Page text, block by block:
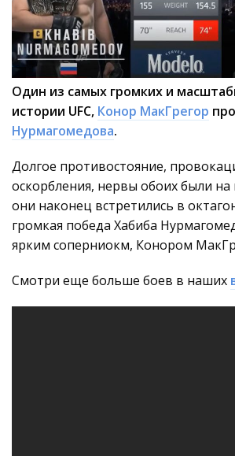
Один из самых громких и
истории UFC, Конор МакГрегор
Нурмагомедова.
Долгое противостояние,
оскорбления, нервы обоих были на
они наконец встретились в
громкая победа Хабиба
ярким соперниокм, Конором
Смотри еще больше боев в наших